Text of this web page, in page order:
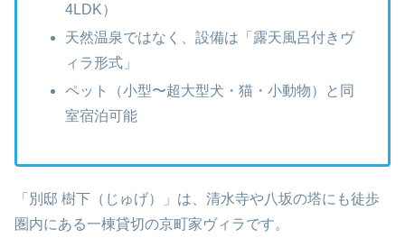
4LDK）
天然温泉ではなく、設備は「露天風呂付きヴ
ィラ形式」
ペット（小型〜超大型犬・猫・小動物）と同
室宿泊可能
「別邸 樹下（じゅげ）」は、清水寺や八坂の塔にも徒歩
圏内にある一棟貸切の京町家ヴィラです。